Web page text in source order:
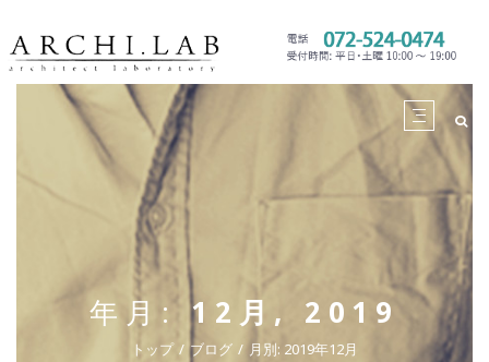
年月:12月, 2019
トップ ブログ 月別: 2019年12月